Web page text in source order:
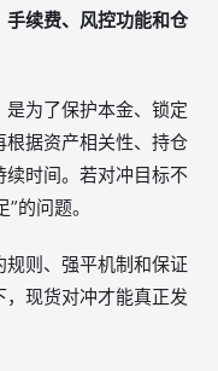
手续费、风控功能和仓
为了保护本金、锁定
据资产相关性、持仓
时间。若对冲目标不
的问题。
则、强平机制和保证
现货对冲才能真正发